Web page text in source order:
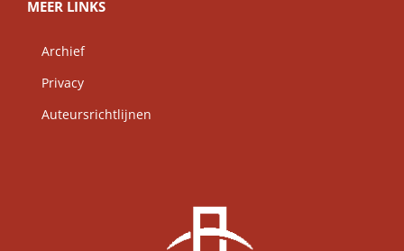
MEER LINKS
Archief
Privacy
Auteursrichtlijnen